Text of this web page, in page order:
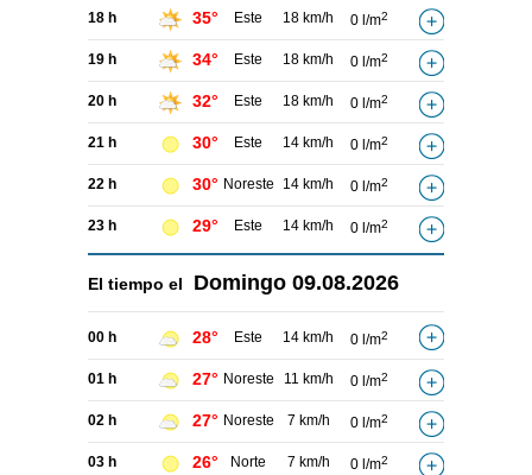
18 h 35° Este 18 km/h 0 l/m2
19 h 34° Este 18 km/h 0 l/m2
20 h 32° Este 18 km/h 0 l/m2
21 h 30° Este 14 km/h 0 l/m2
22 h 30° Noreste 14 km/h 0 l/m2
23 h 29° Este 14 km/h 0 l/m2
El tiempo el Domingo 09.08.2026
00 h 28° Este 14 km/h 0 l/m2
01 h 27° Noreste 11 km/h 0 l/m2
02 h 27° Noreste 7 km/h 0 l/m2
03 h 26° Norte 7 km/h 0 l/m2